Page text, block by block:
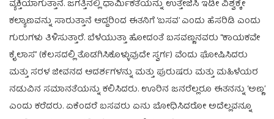
ವ್ಯಕ್ತಿಯಾಗುತ್ತಾನೆ. ಜಗತ್ತಿನಲ್ಲಿ ಧಾರ್ಮಿಕತೆಯನ್ನು ಉತ್ತೇಜಿಸಿ ಇಡೀ ವಿಶ್ವಕ್ಕೇ
ಕಲ್ಯಾಣವನ್ನು ಸಾರುತ್ತಾನೆ ಆದ್ದರಿಂದ ಈತನಿಗೆ ‘ಬಸವ’ ಎಂದು ಹೆಸರಿಡಿ ಎಂದು
ಗುರುಗಳು ತಿಳಿಸುತ್ತಾರೆ. ಬೆಳೆಯುತ್ತಾ ಹೋದಂತೆ ಬಸವಣ್ಣನವರು “ಕಾಯಕವೇ
ಕೈಲಾಸ” (ಕೆಲಸದಲ್ಲಿ ತೊಡಗಿಸಿಕೊಳ್ಳುವುದೇ ಸ್ವರ್ಗ) ವೆಂದು ಘೋಷಿಸಿದರು
ಮತ್ತು ಸರಳ ಜೀವನದ ಆದರ್ಶಗಳನ್ನು ಮತ್ತು ಪುರುಷರು ಮತ್ತು ಮಹಿಳೆಯರ
ನಡುವಿನ ಸಮಾನತೆಯನ್ನು ಕಲಿಸಿದರು. ಊರಿನ ಜನರೆಲ್ಲರೂ ಈತನನ್ನು ‘ಅಣ್ಣ’
ಎಂದು ಕರೆದರು. ಏಕೆಂದರೆ ಬಸವರು ಏನು ಬೋಧಿಸಿದರೋ ಅದೆಲ್ಲವನ್ನೂ